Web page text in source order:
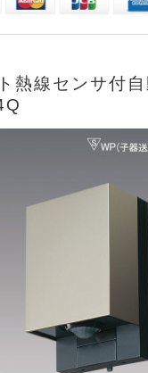
熱線センサ付